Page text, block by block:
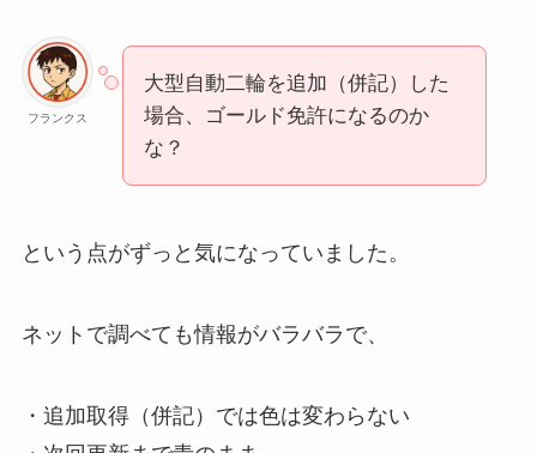
フランクス
大型自動二輪を追加（併記）した
場合、ゴールド免許になるのか
な？
という点がずっと気になっていました。
ネットで調べても情報がバラバラで、
・追加取得（併記）では色は変わらない